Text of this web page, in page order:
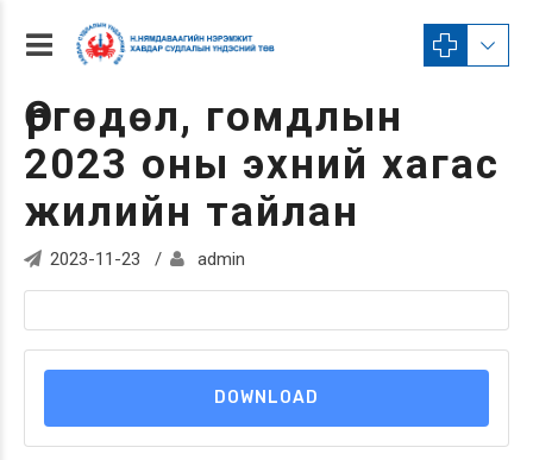
Өргөдөл, гомдлын
2023 оны эхний хагас
жилийн тайлан
2023-11-23 admin
DOWNLOAD